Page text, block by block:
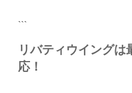
ョ
```
リバティウイングは
応！